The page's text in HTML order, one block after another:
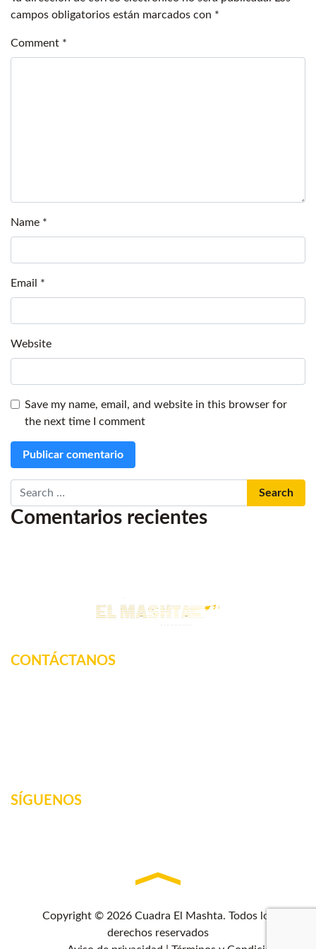
campos obligatorios están marcados con *
Comment *
Name *
Email *
Website
Save my name, email, and website in this browser for
the next time I comment
Search
Comentarios recientes
CONTÁCTANOS
SÍGUENOS
Copyright © 2026 Cuadra El Mashta. Todos los
derechos reservados